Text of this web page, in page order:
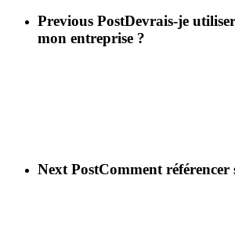
Previous PostDevrais-je
mon entreprise ?
Next PostComment référencer